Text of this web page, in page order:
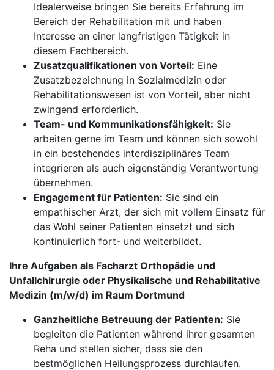
Idealerweise bringen Sie bereits Erfahrung im
Bereich der Rehabilitation mit und haben
Interesse an einer langfristigen Tätigkeit in
diesem Fachbereich.
Zusatzqualifikationen von Vorteil: Eine
Zusatzbezeichnung in Sozialmedizin oder
Rehabilitationswesen ist von Vorteil, aber nicht
zwingend erforderlich.
Team- und Kommunikationsfähigkeit: Sie
arbeiten gerne im Team und können sich sowohl
in ein bestehendes interdisziplinäres Team
integrieren als auch eigenständig Verantwortung
übernehmen.
Engagement für Patienten: Sie sind ein
empathischer Arzt, der sich mit vollem Einsatz für
das Wohl seiner Patienten einsetzt und sich
kontinuierlich fort- und weiterbildet.
Ihre Aufgaben als Facharzt Orthopädie und
Unfallchirurgie oder Physikalische und Rehabilitative
Medizin (m/w/d) im Raum Dortmund
Ganzheitliche Betreuung der Patienten: Sie
begleiten die Patienten während ihrer gesamten
Reha und stellen sicher, dass sie den
bestmöglichen Heilungsprozess durchlaufen.